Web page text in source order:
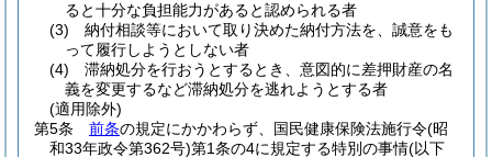
ると十分な負担能力があると認められる者
(3)
納付相談等において取り決めた納付方法を、誠意をも
って履行しようとしない者
(4)
滞納処分を行おうとするとき、意図的に差押財産の名
義を変更するなど滞納処分を逃れようとする者
(適用除外)
第5条
前条の規定にかかわらず、国民健康保険法施行令(昭
和33年政令第362号)第1条の4に規定する特別の事情(以下